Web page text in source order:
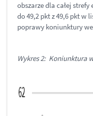
obszarze dla całej strefy
do 49,2 pkt z 49,6 pkt w
poprawy koniunktury
Wykres 2: Koniunktura